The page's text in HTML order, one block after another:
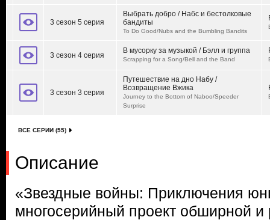
3 сезон 5 серия
Выбрать добро / Набс и бестолковые
бандиты
To Do Good/Nubs and the Bumbling Bandits
3 сезон 4 серия
В мусорку за музыкой / Бэлл и группа
Scrapping for a Song/Bell and the Band
3 сезон 3 серия
Путешествие на дно Набу /
Возвращение Вжика
Journey to the Bottom of Naboo/Speeder
Surprise
ВСЕ СЕРИИ (55)
Описание
«Звездные войны: Приключения
многосерийный проект обширной и